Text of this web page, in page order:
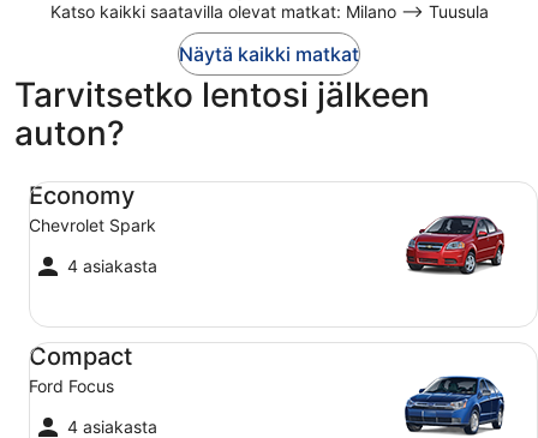
Katso kaikki saatavilla olevat matkat: Milano –> Tuusula
Näytä kaikki matkat
Tarvitsetko lentosi jälkeen
auton?
Economy
Chevrolet Spark
4 asiakasta
Economy Chevrolet Spark
Compact
Ford Focus
4 asiakasta
Compact Ford Focus